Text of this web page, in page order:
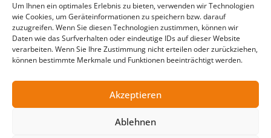
Um Ihnen ein optimales Erlebnis zu bieten, verwenden wir Technologien
wie Cookies, um Geräteinformationen zu speichern bzw. darauf
zuzugreifen. Wenn Sie diesen Technologien zustimmen, können wir
Daten wie das Surfverhalten oder eindeutige IDs auf dieser Website
verarbeiten. Wenn Sie Ihre Zustimmung nicht erteilen oder zurückziehen,
können bestimmte Merkmale und Funktionen beeinträchtigt werden.
Akzeptieren
Ablehnen
Bewerbung St. Gallen
Vakanzmeldung St. Gallen
© 2026 Stellentreff AG